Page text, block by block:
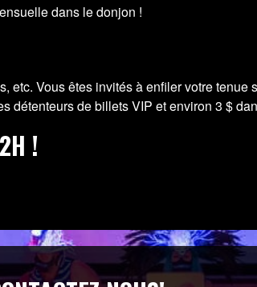
dans le donjon !
etc. Vous êtes invités à enfiler votre
détenteurs de billets VIP et environ 3 $
!